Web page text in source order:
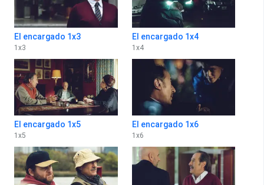
El encargado 1x3
1 x3
El encargado 1x4
1 x4
El encargado 1x5
1 x5
El encargado 1x6
1 x6